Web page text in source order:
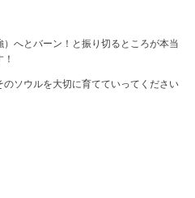
へとバーン！と振り切るところが本当
のソウルを大切に育てていってください